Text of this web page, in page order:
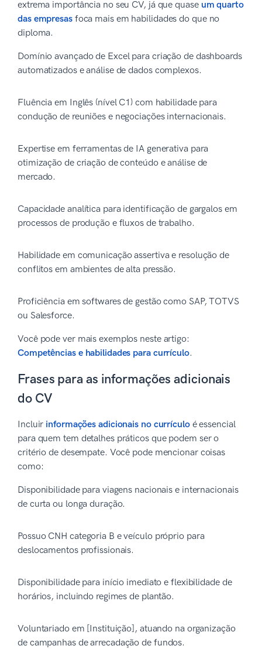
extrema importância no seu CV, já que quase um quarto
das empresasfoca mais em habilidades do que no
diploma.
Domínio avançado de Excel para criação de dashboards
automatizados e análise de dados complexos.
Fluência em Inglês (nível C1) com habilidade para
condução de reuniões e negociações internacionais.
Expertise em ferramentas de IA generativa para
otimização de criação de conteúdo e análise de
mercado.
Capacidade analítica para identificação de gargalos em
processos de produção e fluxos de trabalho.
Habilidade em comunicação assertiva e resolução de
conflitos em ambientes de alta pressão.
Proficiência em softwares de gestão como SAP, TOTVS
ou Salesforce.
Você pode ver mais exemplos neste artigo:
Competências e habilidades para currículo.
Frases para as informações adicionais
do CV
Incluir informações adicionais no currículoé essencial
para quem tem detalhes práticos que podem ser o
critério de desempate. Você pode mencionar coisas
como:
Disponibilidade para viagens nacionais e internacionais
de curta ou longa duração.
Possuo CNH categoria B e veículo próprio para
deslocamentos profissionais.
Disponibilidade para início imediato e flexibilidade de
horários, incluindo regimes de plantão.
Voluntariado em [Instituição], atuando na organização
de campanhas de arrecadação de fundos.